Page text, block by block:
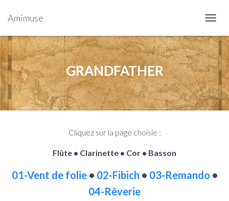
Amimuse
O
G
G
L
E
N
A
V
N
GRANDFATHER
Cliquez sur la page choisie :
Flûte • Clarinette • Cor • Basson
01-Vent de folie• 02-Fibich • 03-Remando •
04-Rêverie